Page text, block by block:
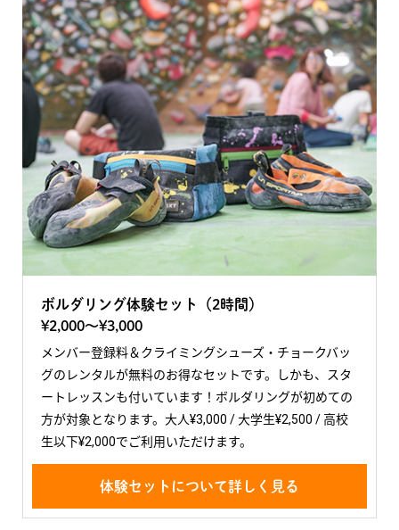
ボルダリング体験セット（2時間）
¥2,000〜¥3,000
メンバー登録料＆クライミングシューズ・チョークバッ
グのレンタルが無料のお得なセットです。しかも、スタ
ートレッスンも付いています！ボルダリングが初めての
方が対象となります。大人¥3,000 / 大学生¥2,500 / 高校
生以下¥2,000でご利用いただけます。
体験セットについて詳しく見る